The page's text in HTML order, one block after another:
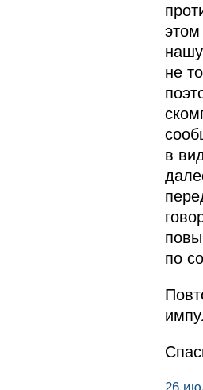
не
в
по